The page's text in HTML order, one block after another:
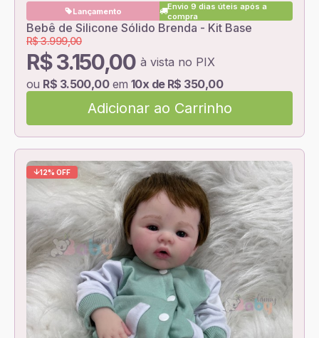
Lançamento
Envio 9 dias úteis após a
compra
Bebê de Silicone Sólido Brenda - Kit Base
R$ 3.150,00 à vista no PIX
R$ 3.999,00
ou R$ 3.500,00em 10x de R$ 350,00
Adicionar ao Carrinho
12% OFF